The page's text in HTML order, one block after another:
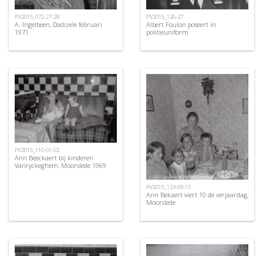
PV2015_072-27-28
A. Ingelbeen, Dadizele februari
1971
PV2015_126-27
Albert Foulon poseert in
politieuniform
PV2015_110-01-02
Ann Beeckaert bij kinderen
Vanryckeghem, Moorslede 1969
PV2015_123-09-15
Ann Bekaert viert 10 de verjaardag,
Moorslede